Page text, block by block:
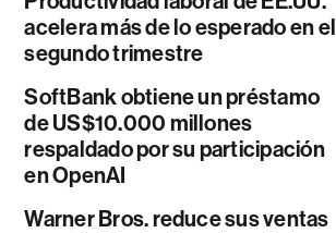
acelera más de lo esperado en el
segundo trimestre
SoftBank obtiene un préstamo
de US$10.000 millones
respaldado por su participación
en OpenAI
Warner Bros. reduce sus ventas